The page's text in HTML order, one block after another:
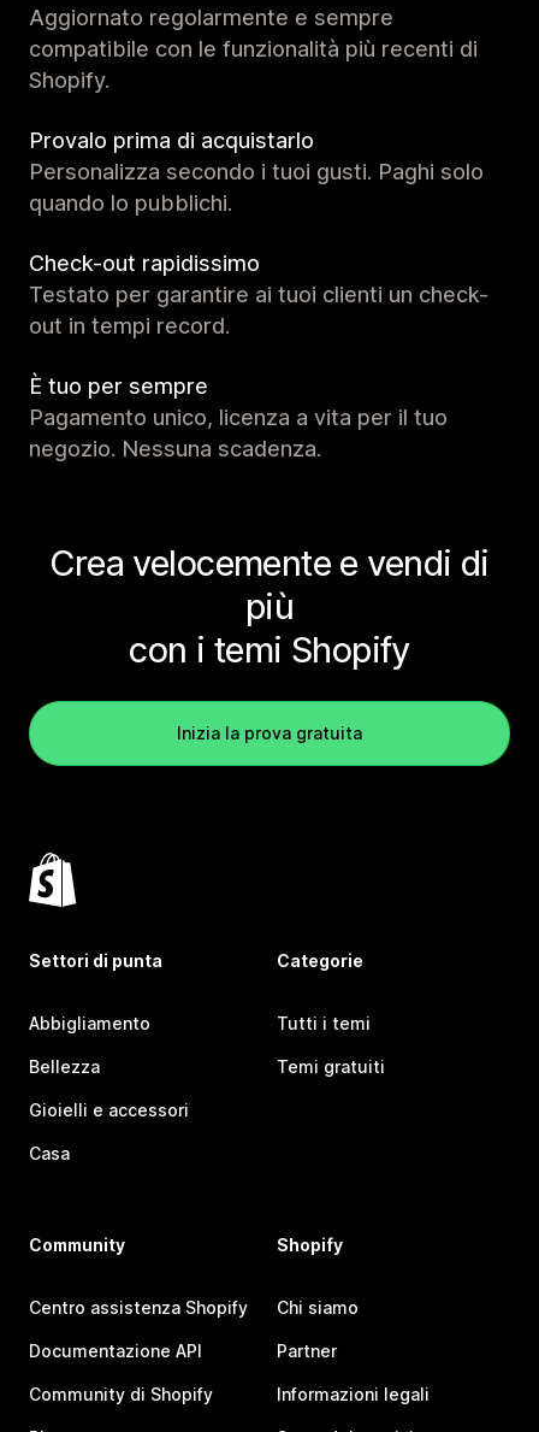
Aggiornato regolarmente e sempre
compatibile con le funzionalità più recenti di
Shopify.
Provalo prima di acquistarlo
Personalizza secondo i tuoi gusti. Paghi solo
quando lo pubblichi.
Check-out rapidissimo
Testato per garantire ai tuoi clienti un check-
out in tempi record.
È tuo per sempre
Pagamento unico, licenza a vita per il tuo
negozio. Nessuna scadenza.
Crea velocemente e vendi di
più
con i temi Shopify
Inizia la prova gratuita
Settori di punta
Abbigliamento
Bellezza
Gioielli e accessori
Casa
Categorie
Tutti i temi
Temi gratuiti
Community
Centro assistenza Shopify
Documentazione API
Community di Shopify
Shopify
Chi siamo
Partner
Informazioni legali